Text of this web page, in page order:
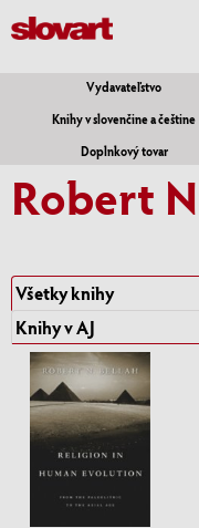
Vydavateľstvo
Knihy v slovenčine a češtine
Doplnkový tovar
Robert
Všetky knihy
Knihy v AJ